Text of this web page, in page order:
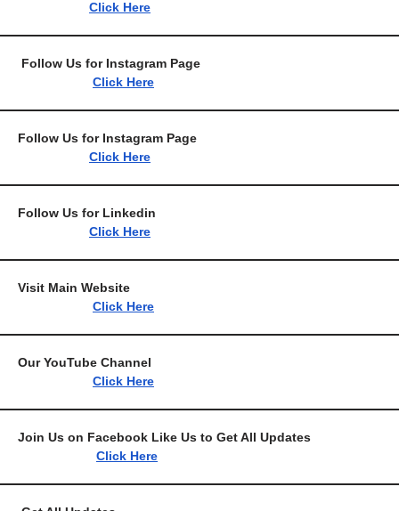
Click Here
Follow Us for Instagram
Click Here
Follow Us for Instagram
Click Here
Follow Us for
Click Here
Visit Main
Click Here
Our YouTube
Click Here
Join Us on Facebook Like Us to Get All
Click Here